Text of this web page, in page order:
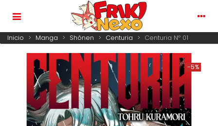
Inicio > Manga > Shônen > Centuria > Centuria Nº 01
-5%